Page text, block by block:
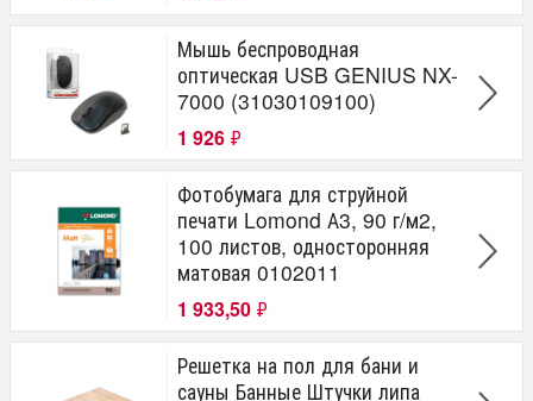
Мышь беспроводная
оптическая USB GENIUS NX-
7000 (31030109100)
1 926 ₽
Фотобумага для струйной
печати Lomond А3, 90 г/м2,
100 листов, односторонняя
матовая 0102011
1 933,50 ₽
Решетка на пол для бани и
сауны Банные Штучки липа